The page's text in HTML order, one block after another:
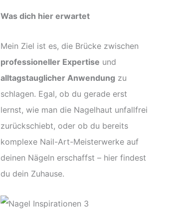
Was dich hier erwartet
Mein Ziel ist es, die Brücke zwischen
professioneller Expertise und
alltagstauglicher Anwendung zu
schlagen. Egal, ob du gerade erst
lernst, wie man die Nagelhaut unfallfrei
zurückschiebt, oder ob du bereits
komplexe Nail-Art-Meisterwerke auf
deinen Nägeln erschaffst – hier findest
du dein Zuhause.